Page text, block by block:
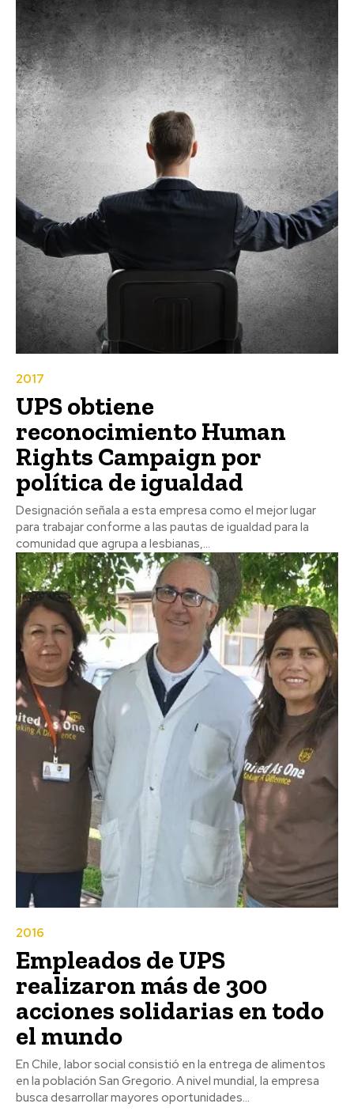
2017
UPS obtiene
reconocimiento Human
Rights Campaign por
política de igualdad
Designación señala a esta empresa como el mejor lugar
para trabajar conforme a las pautas de igualdad para la
comunidad que agrupa a lesbianas,...
2016
Empleados de UPS
realizaron más de 300
acciones solidarias en todo
el mundo
En Chile, labor social consistió en la entrega de alimentos
en la población San Gregorio. A nivel mundial, la empresa
busca desarrollar mayores oportunidades...